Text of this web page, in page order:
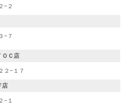
−２
−７
ＯＣ店
２−１７
店
−１